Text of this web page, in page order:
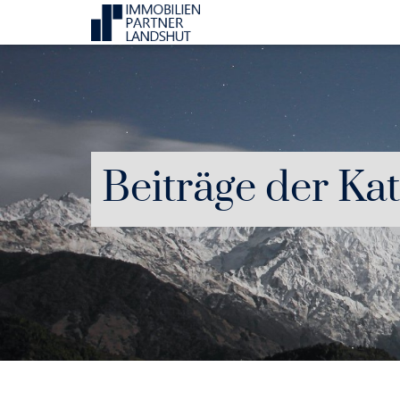
Beiträge der